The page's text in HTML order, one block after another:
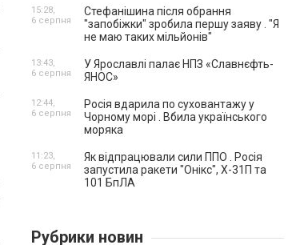
Стефанішина після обрання
"запобіжки" зробила першу заяву . "Я
не маю таких мільйонів"
15:28,
6 серпня
У Ярославлі палає НПЗ «Славнєфть-
ЯНОС»
13:43,
6 серпня
Росія вдарила по суховантажу у
Чорному морі . Вбила українського
моряка
12:44,
6 серпня
Як відпрацювали сили ППО . Росія
запустила ракети "Онікс", Х-31П та
101 БпЛА
11:23,
6 серпня
Рубрики новин